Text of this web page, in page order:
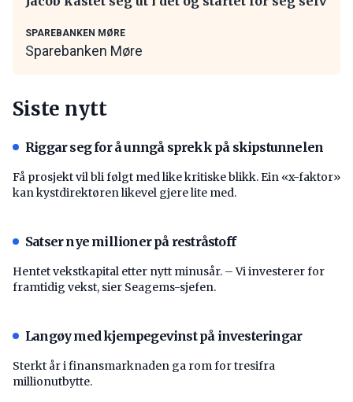
SPAREBANKEN MØRE
Sparebanken Møre
Siste nytt
Riggar seg for å unngå sprekk på skipstunnelen
Få prosjekt vil bli følgt med like kritiske blikk. Ein «x-faktor»
kan kystdirektøren likevel gjere lite med.
Satser nye millioner på restråstoff
Hentet vekstkapital etter nytt minusår. – Vi investerer for
framtidig vekst, sier Seagems-sjefen.
Langøy med kjempegevinst på investeringar
Sterkt år i finansmarknaden ga rom for tresifra
millionutbytte.